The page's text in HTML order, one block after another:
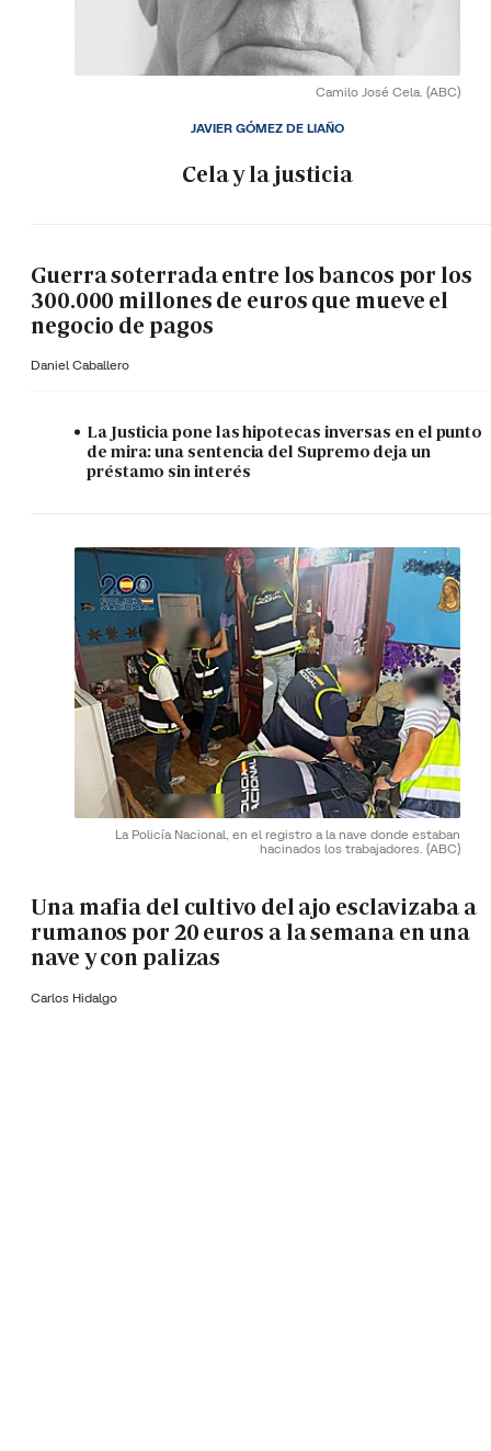
Camilo José Cela. (ABC)
Cela y la justicia
JAVIER GÓMEZ DE LIAÑO
Guerra soterrada entre los bancos por los
300.000 millones de euros que mueve el
negocio de pagos
Daniel Caballero
La Justicia pone las hipotecas inversas en el punto
de mira: una sentencia del Supremo deja un
préstamo sin interés
La Policía Nacional, en el registro a la nave donde estaban
hacinados los trabajadores. (ABC)
Una mafia del cultivo del ajo esclavizaba a
rumanos por 20 euros a la semana en una
nave y con palizas
Carlos Hidalgo